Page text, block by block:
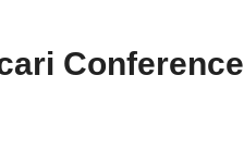
Conference